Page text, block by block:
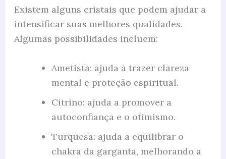
Existem alguns cristais que podem ajudar a
intensificar suas melhores qualidades.
Algumas possibilidades incluem:
Ametista: ajuda a trazer clareza
mental e proteção espiritual.
Citrino: ajuda a promover a
autoconfiança e o otimismo.
Turquesa: ajuda a equilibrar o
chakra da garganta, melhorando a